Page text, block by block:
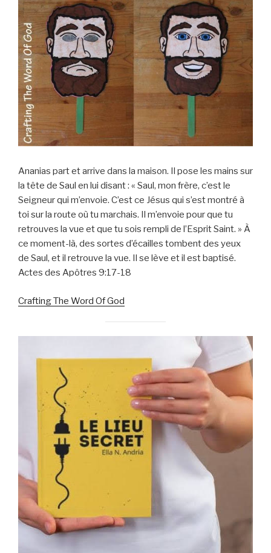
Ananias part et arrive dans la maison. Il pose les mains sur
la tête de Saul en lui disant : « Saul, mon frère, c’est le
Seigneur qui m’envoie. C’est ce Jésus qui s’est montré à
toi sur la route où tu marchais. Il m’envoie pour que tu
retrouves la vue et que tu sois rempli de l’Esprit Saint. » À
ce moment-là, des sortes d’écailles tombent des yeux
de Saul, et il retrouve la vue. Il se lève et il est baptisé.
Actes des Apôtres 9:17‭-‬18
Crafting The Word Of God